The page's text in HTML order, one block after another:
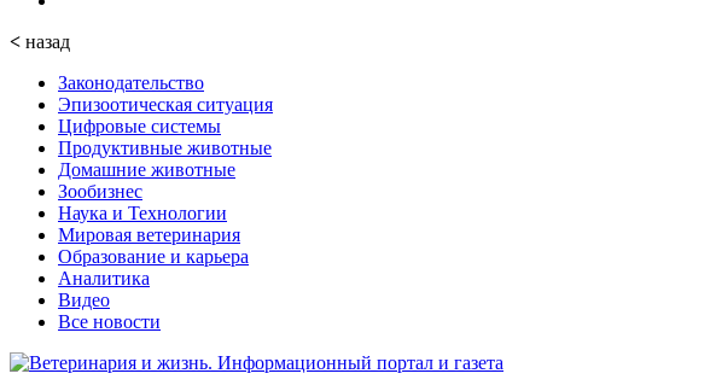
< назад
Законодательство
Эпизоотическая ситуация
Цифровые системы
Продуктивные животные
Домашние животные
Зообизнес
Наука и Технологии
Мировая ветеринария
Образование и карьера
Аналитика
Видео
Все новости